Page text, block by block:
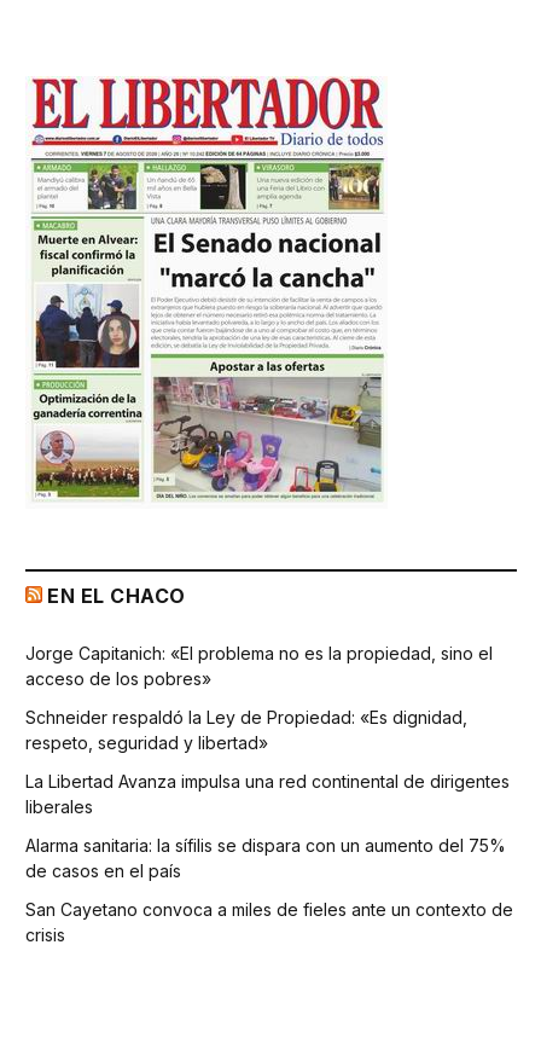
EN EL CHACO
Jorge Capitanich: «El problema no es la propiedad, sino el
acceso de los pobres»
Schneider respaldó la Ley de Propiedad: «Es dignidad,
respeto, seguridad y libertad»
La Libertad Avanza impulsa una red continental de dirigentes
liberales
Alarma sanitaria: la sífilis se dispara con un aumento del 75%
de casos en el país
San Cayetano convoca a miles de fieles ante un contexto de
crisis